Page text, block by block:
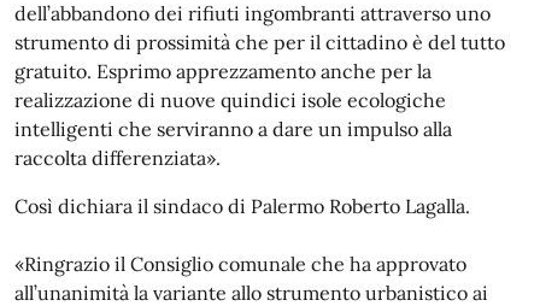
dell’abbandono dei rifiuti ingombranti attraverso uno
strumento di prossimità che per il cittadino è del tutto
gratuito. Esprimo apprezzamento anche per la
realizzazione di nuove quindici isole ecologiche
intelligenti che serviranno a dare un impulso alla
raccolta differenziata».
Così dichiara il sindaco di Palermo Roberto Lagalla.
«Ringrazio il Consiglio comunale che ha approvato
all’unanimità la variante allo strumento urbanistico ai